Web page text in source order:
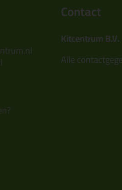
Contact
Kitcentrum B.V.
Alle